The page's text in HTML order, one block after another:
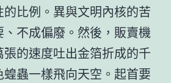
的比例。異與文明內核的苦
不成偏廢。然後，販賣機
的速度吐出金箔折成的千
蟲一樣飛向天空。起首要